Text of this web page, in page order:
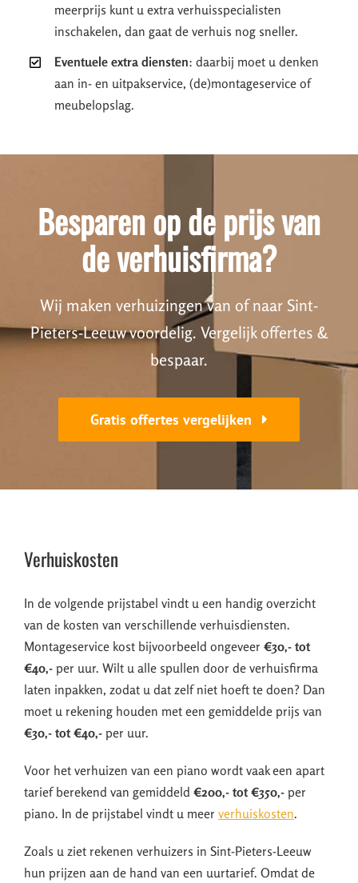
meerprijs kunt u extra verhuisspecialisten
inschakelen, dan gaat de verhuis nog sneller.
Eventuele extra diensten: daarbij moet u denken
aan in- en uitpakservice, (de)montageservice of
meubelopslag.
Besparen op de prijs van
de verhuisfirma?
Wij maken verhuizingen van of naar Sint-
Pieters-Leeuw voordelig. Vergelijk offertes &
bespaar.
Gratis offertes vergelijken
Verhuiskosten
In de volgende prijstabel vindt u een handig overzicht
van de kosten van verschillende verhuisdiensten.
Montageservice kost bijvoorbeeld ongeveer €30,- tot
€40,- per uur. Wilt u alle spullen door de verhuisfirma
laten inpakken, zodat u dat zelf niet hoeft te doen? Dan
moet u rekening houden met een gemiddelde prijs van
€30,- tot €40,- per uur.
Voor het verhuizen van een piano wordt vaak een apart
tarief berekend van gemiddeld €200,- tot €350,- per
piano. In de prijstabel vindt u meer verhuiskosten.
Zoals u ziet rekenen verhuizers in Sint-Pieters-Leeuw
hun prijzen aan de hand van een uurtarief. Omdat de